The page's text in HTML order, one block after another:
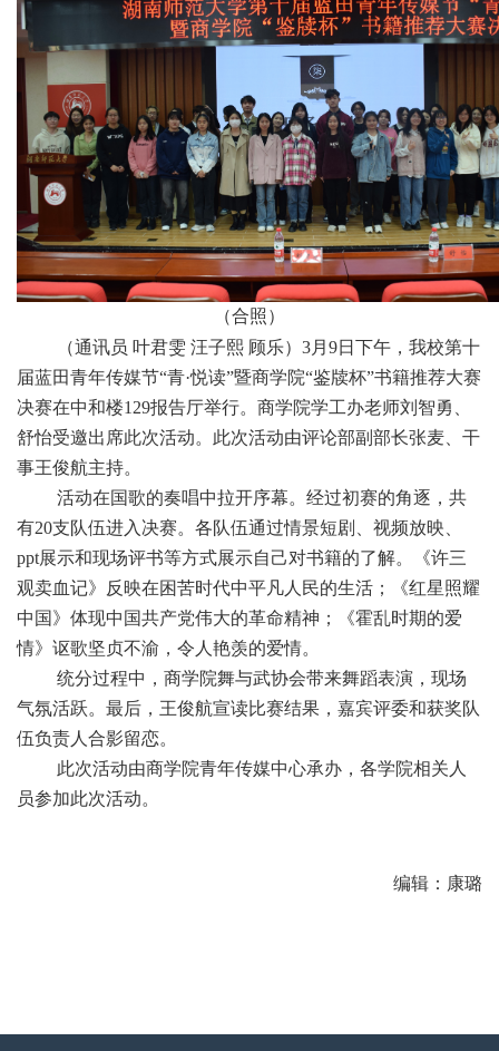
（合照）
（通讯员 叶君雯 汪子熙 顾乐）3月9日下午，我校第十
届蓝田青年传媒节“青·悦读”暨商学院“鉴牍杯”书籍推荐大赛
决赛在中和楼129报告厅举行。商学院学工办老师刘智勇、
舒怡受邀出席此次活动。此次活动由评论部副部长张麦、干
事王俊航主持。
活动在国歌的奏唱中拉开序幕。经过初赛的角逐，共
有20支队伍进入决赛。各队伍通过情景短剧、视频放映、
ppt展示和现场评书等方式展示自己对书籍的了解。《许三
观卖血记》反映在困苦时代中平凡人民的生活；《红星照耀
中国》体现中国共产党伟大的革命精神；《霍乱时期的爱
情》讴歌坚贞不渝，令人艳羡的爱情。
统分过程中，商学院舞与武协会带来舞蹈表演，现场
气氛活跃。最后，王俊航宣读比赛结果，嘉宾评委和获奖队
伍负责人合影留恋。
此次活动由商学院青年传媒中心承办，各学院相关人
员参加此次活动。
编辑：康璐